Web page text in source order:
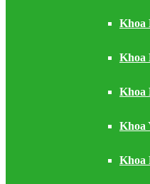
Khoa
Khoa
Khoa
Khoa
Khoa